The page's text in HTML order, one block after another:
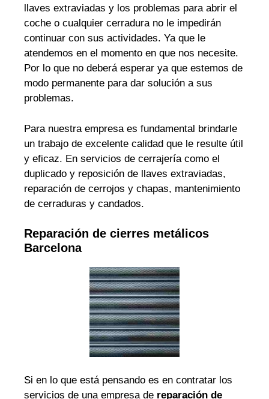
llaves extraviadas y los problemas para abrir el
coche o cualquier cerradura no le impedirán
continuar con sus actividades. Ya que le
atendemos en el momento en que nos necesite.
Por lo que no deberá esperar ya que estemos de
modo permanente para dar solución a sus
problemas.
Para nuestra empresa es fundamental brindarle
un trabajo de excelente calidad que le resulte útil
y eficaz. En servicios de cerrajería como el
duplicado y reposición de llaves extraviadas,
reparación de cerrojos y chapas, mantenimiento
de cerraduras y candados.
Reparación de cierres metálicos
Barcelona
Si en lo que está pensando es en contratar los
servicios de una empresa de reparación de